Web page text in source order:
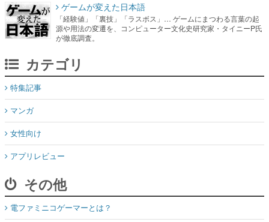
ゲームが変えた日本語
「経験値」「裏技」「ラスボス」… ゲームにまつわる言葉の起
源や用法の変遷を、コンピューター文化史研究家・タイニーP氏
が徹底調査。
カテゴリ
特集記事
マンガ
女性向け
アプリレビュー
その他
電ファミニコゲーマーとは？